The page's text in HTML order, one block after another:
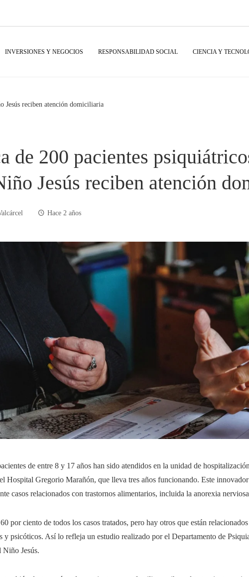
INVERSIONES Y NEGOCIOS RESPONSABILIDAD SOCIAL CIENCIA Y
Jesús reciben atención domiciliaria
de 200 pacientes
Jesús reciben atención
Hace 2 años
de entre 8 y 17 años han sido atendidos en la unidad de
Hospital Gregorio Marañón, que lleva tres años funcionando. Este innovador
casos relacionados con trastornos alimentarios, incluida la anorexia
por ciento de todos los casos tratados, pero hay otros que están
y psicóticos. Así lo refleja un estudio realizado por el Departamento de
Jesús.